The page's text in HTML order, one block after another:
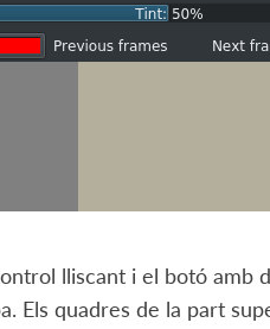
lliscant i el botó amb
Els quadres de la part